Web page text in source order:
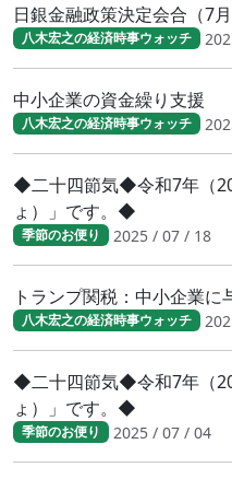
日銀金融政策決定会合（7
八木宏之の経済時事ウォッチ
中小企業の資金繰り支援
八木宏之の経済時事ウォッチ
◆二十四節気◆令和7年（
ょ）」です。◆
季節のお便り 2025 / 07 / 18
トランプ関税：中小企業に
八木宏之の経済時事ウォッチ
◆二十四節気◆令和7年（
ょ）」です。◆
季節のお便り 2025 / 07 / 04